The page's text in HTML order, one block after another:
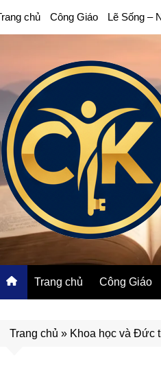
chủ Công Giáo Lẽ Sống –
Trang chủ Công Giáo
Trang chủ » Khoa học và Đức